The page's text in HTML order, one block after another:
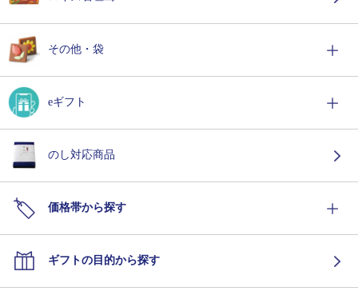
その他・袋
eギフト
のし対応商品
価格帯から探す
ギフトの目的から探す